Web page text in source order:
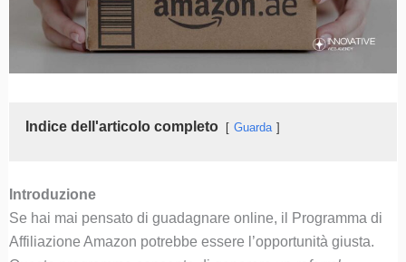
Indice dell'articolo completo Guarda
Introduzione
Se hai mai pensato di guadagnare online, il Programma di
Affiliazione Amazon potrebbe essere l’opportunità giusta.